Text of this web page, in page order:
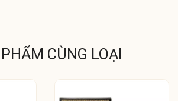
CÙNG LOẠI